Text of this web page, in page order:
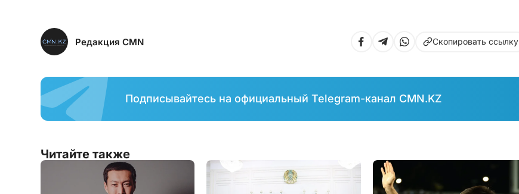
Редакция CMN Скопировать ссылку
Подписывайтесь на официальный Telegram-канал CMN.KZ
Читайте также